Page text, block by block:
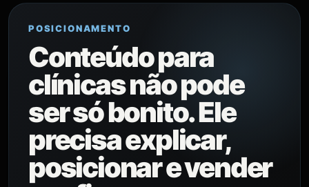
POSICIONAMENTO
Conteúdo para
clínicas não pode
ser só bonito. Ele
precisa explicar,
posicionar e vender